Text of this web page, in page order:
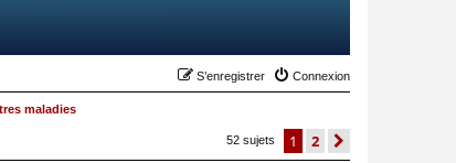
Connexion
S’enregistrer
maladies
52 sujets 1 2